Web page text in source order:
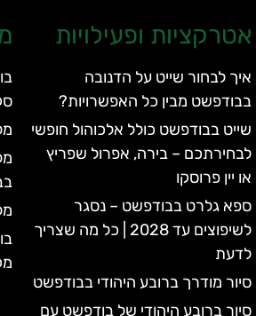
אטרקציות ופעילויות
איך לבחור שייט על הדנובה
בבודפשט מבין כל האפשרויות?
שייט בבודפשט כולל אלכוהול חופשי
לבחירתכם – בירה, אפרול שפריץ
או יין פרוסקו
ספא גלרט בבודפשט – נסגר
לשיפוצים עד 2028 | כל מה שצריך
לדעת
סיור מודרך ברובע היהודי בבודפשט
סיור ברובע היהודי של בודפשט עם